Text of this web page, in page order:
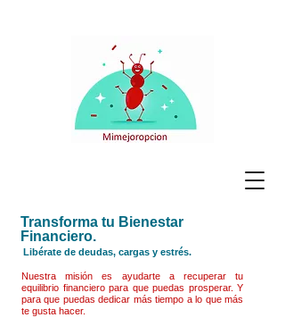
Transforma tu Bienestar
Financiero.
Libérate de deudas, cargas y estrés.
Nuestra misión es ayudarte a recuperar tu
equilibrio financiero para que puedas prosperar. Y
para que puedas dedicar más tiempo a lo que más
te gusta hacer.